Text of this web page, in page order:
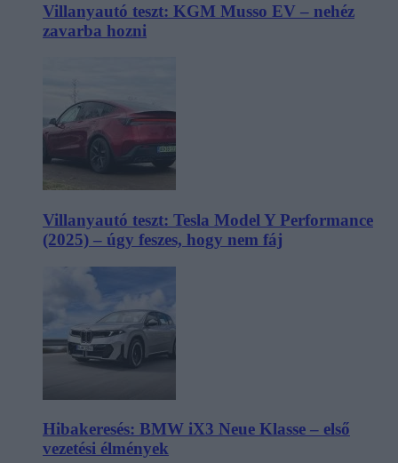
Villanyautó teszt: KGM Musso EV – nehéz
zavarba hozni
Villanyautó teszt: Tesla Model Y Performance
(2025) – úgy feszes, hogy nem fáj
Hibakeresés: BMW iX3 Neue Klasse – első
vezetési élmények